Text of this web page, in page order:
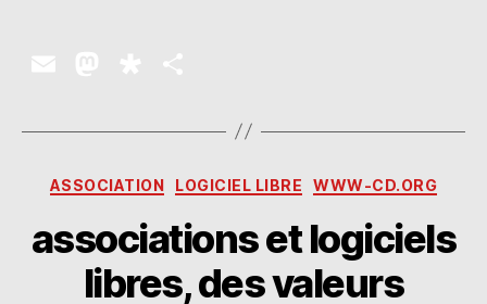
ai
l
to
d
o
n
s
p
o
ra
rt
a
g
er
Catégories
ASSOCIATION LOGICIEL LIBRE WWW-CD.ORG
associations et logiciels
libres, des valeurs